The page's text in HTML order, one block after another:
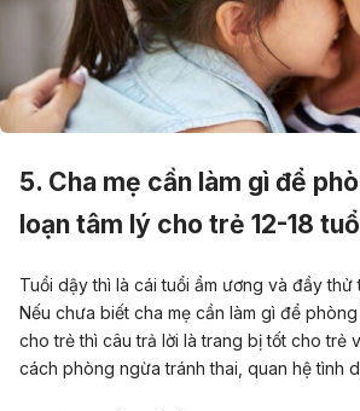
5. Cha mẹ cần làm gì để
loạn tâm lý cho trẻ 12-18
Tuổi dậy thì là cái tuổi ẩm ương và đầy thử
Nếu chưa biết cha mẹ cần làm gì để
cho trẻ thì câu trả lời là trang bị tốt cho trẻ
cách phòng ngừa tránh thai, quan hệ tình